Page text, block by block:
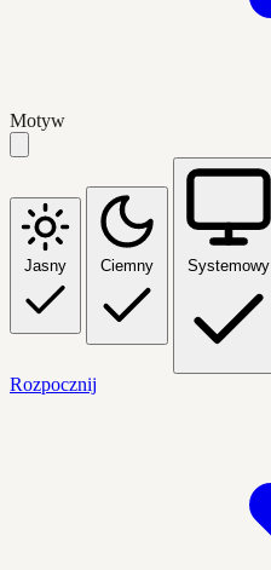
Motyw
Jasny Ciemny Systemowy
Rozpocznij